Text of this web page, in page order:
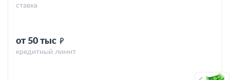
ставка
от 50 тыс
кредитный лимит